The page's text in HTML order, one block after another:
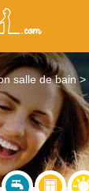
salle de bain